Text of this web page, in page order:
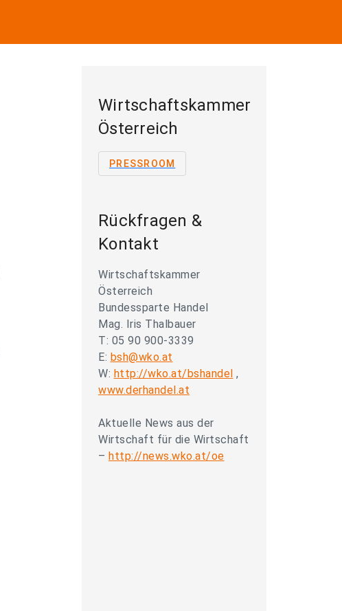
Wirtschaftskammer
Österreich
PRESSROOM
Rückfragen &
Kontakt
Wirtschaftskammer
Österreich
Bundessparte Handel
Mag. Iris Thalbauer
T: 05 90 900-3339
E: bsh@wko.at
W: http://wko.at/bshandel ,
www.derhandel.at
Aktuelle News aus der
Wirtschaft für die Wirtschaft
– http://news.wko.at/oe